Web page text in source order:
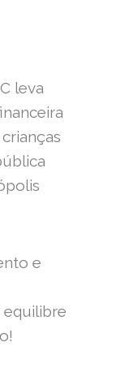
leva
e
equilibre